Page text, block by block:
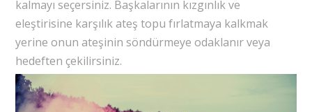
kalmayı seçersiniz. Başkalarının kızgınlık ve
eleştirisine karşılık ateş topu fırlatmaya kalkmak
yerine onun ateşinin söndürmeye odaklanır veya
hedeften çekilirsiniz.